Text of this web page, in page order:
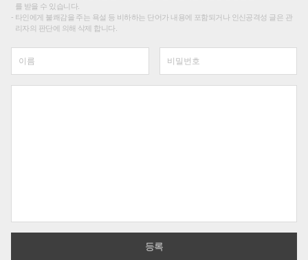
를 받을 수 있습니다.
타인에게 불쾌감을 주는 욕설 등 비하하는 단어가 내용에 포함되거나 인신공격성 글은 관
리자의 판단에 의해 삭제 합니다.